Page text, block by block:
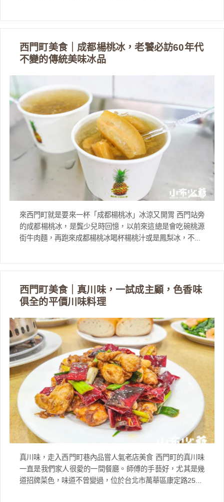
西門町美食｜成都楊桃冰，老饕必訪60年代
不變的傳統美味冰品
來西門町就是要來一杯「成都楊桃冰」冰涼又開胃 西門站旁
的成都楊桃冰，是龔少兒時回憶，以前來這總是會吃碗桃源
街牛肉麵，再跑來成都楊桃冰喝杯楊桃汁或是鳳梨冰，不...
西門町美食｜真川味，一試成主顧，色香味
俱全的平價川味料理
真川味，走入西門町巷內品嘗人氣老店美食 西門町的真川味
一直是我們家人很愛的一間餐廳。師傅的手藝好，尤其是幾
道招牌菜色，味道不曾變過，位於台北市萬華區康定路25...